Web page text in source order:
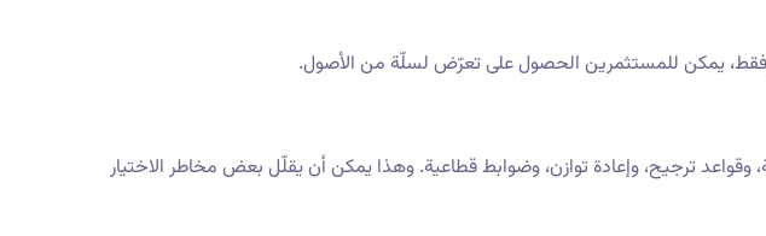
فقط، يمكن للمستثمرين الحصول على تعرّض لسلّة من الأصول.
ترجيح، وإعادة توازن، وضوابط قطاعية. وهذا يمكن أن يقلّل بعض مخاطر الاختيار